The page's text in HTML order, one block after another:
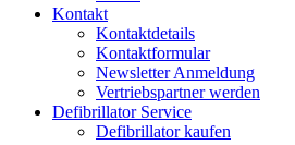
Kontakt
Kontaktdetails
Kontaktformular
Newsletter Anmeldung
Vertriebspartner werden
Defibrillator Service
Defibrillator kaufen